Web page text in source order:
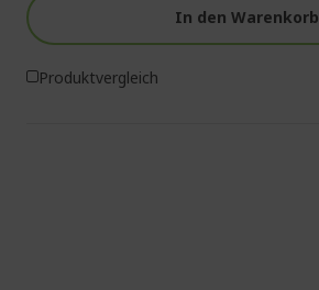
In den Warenkorb
Produktvergleich